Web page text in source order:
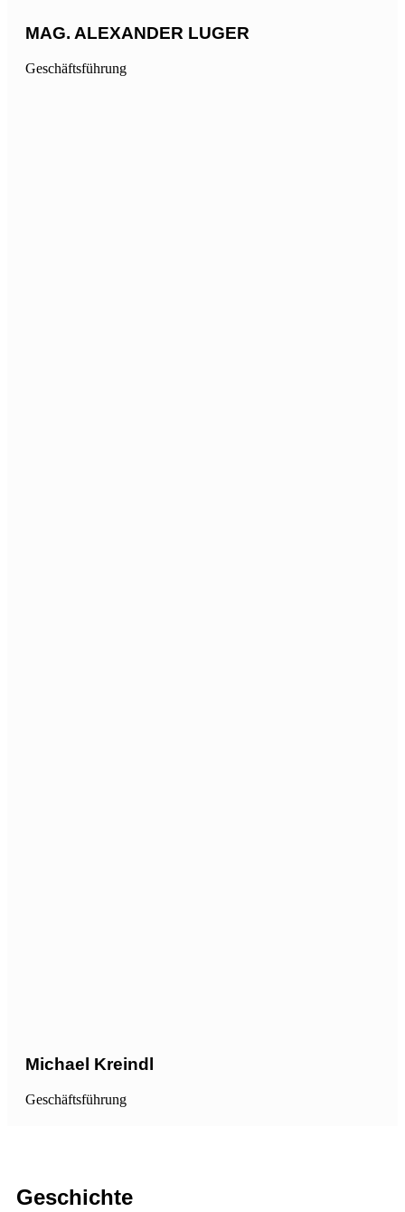
MAG. ALEXANDER LUGER
Geschäftsführung
Michael Kreindl
Geschäftsführung
Geschichte